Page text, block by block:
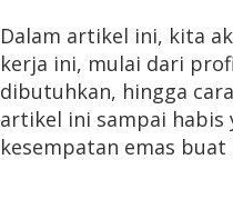
Dalam artikel ini, kita
kerja ini, mulai dari
dibutuhkan, hingga
artikel ini sampai habis
kesempatan emas buat